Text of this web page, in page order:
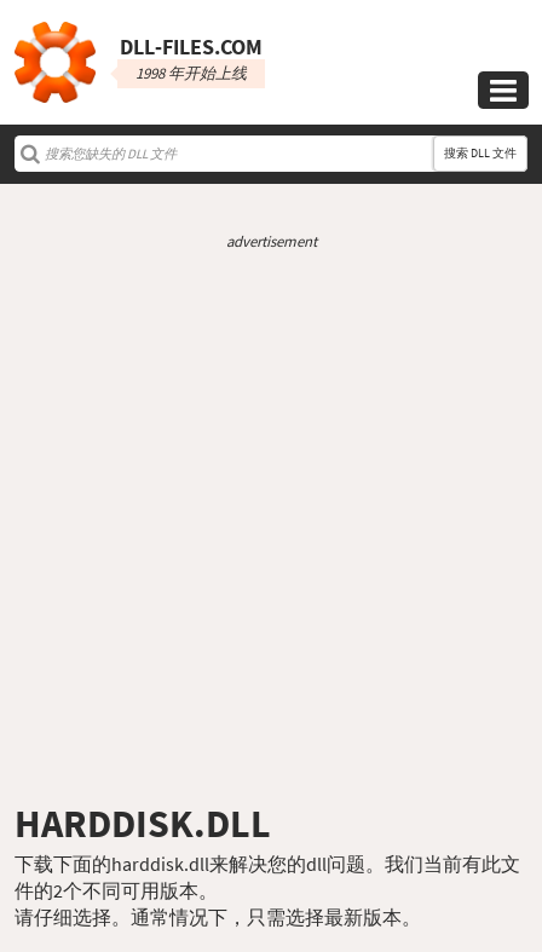
DLL‑FILES.COM
1998 年开始上线

搜索 DLL 文件
advertisement
HARDDISK.DLL
下载下面的harddisk.dll来解决您的dll问题。我们当前有此文
件的2个不同可用版本。
请仔细选择。通常情况下，只需选择最新版本。